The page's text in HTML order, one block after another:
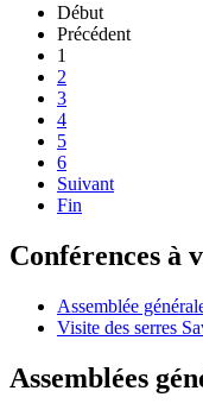
Début
Précédent
1
2
3
4
5
6
Suivant
Fin
Conférences à
Assemblée
Visite des serres
Assemblées